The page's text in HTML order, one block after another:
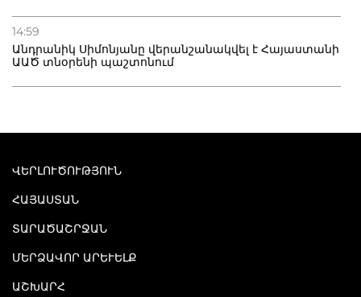
14:59
Անդրանիկ Սիմոնյանը վերանշանակվել է Հայաստանի
ԱԱԾ տնօրենի պաշտոնում
ՎԵՐԼՈՒԾՈՒԹՅՈՒՆ
ՀԱՅԱՍՏԱՆ
ՏԱՐԱԾԱՇՐՋԱՆ
ՄԵՐՁԱՎՈՐ ԱՐԵՒԵԼՔ
ԱՇԽԱՐՀ